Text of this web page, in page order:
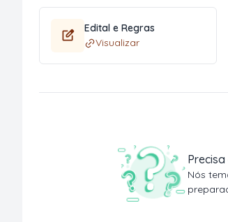
Edital e Regras
Visualizar
Nós